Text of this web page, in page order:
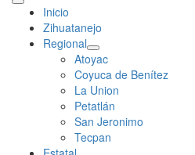
Primary
Menu
Inicio
Zihuatanejo
Regional
Atoyac
Coyuca de Benítez
La Union
Petatlán
San Jeronimo
Tecpan